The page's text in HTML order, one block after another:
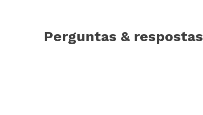
Perguntas & respostas